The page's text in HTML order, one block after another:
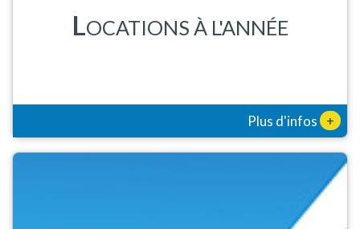
LOCATIONS À L'ANNÉE
Plus d'infos +